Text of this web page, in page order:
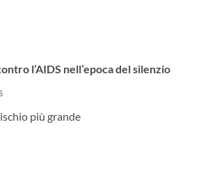
l’AIDS nell’epoca del silenzio
più grande